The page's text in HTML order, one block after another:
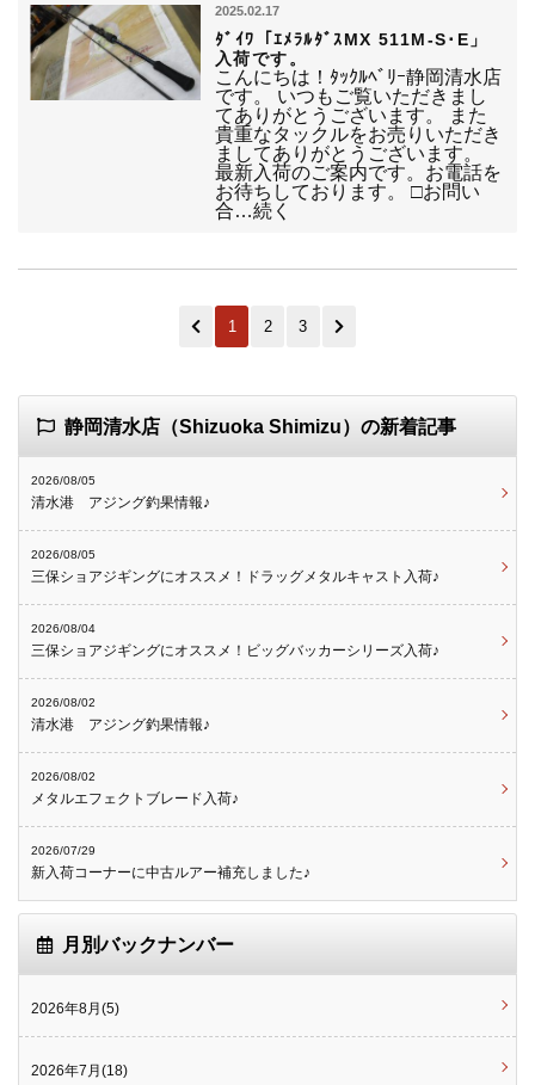
2025.02.17
ﾀﾞｲﾜ「ｴﾒﾗﾙﾀﾞｽMX 511M-S･E」
入荷です。
こんにちは！ﾀｯｸﾙﾍﾞﾘｰ静岡清水店
です。 いつもご覧いただきまし
てありがとうございます。 また
貴重なタックルをお売りいただき
ましてありがとうございます。
最新入荷のご案内です。お電話を
お待ちしております。 □お問い
合…続く
1 2 3
静岡清水店（Shizuoka Shimizu）の新着記事
2026/08/05
清水港 アジング釣果情報♪
2026/08/05
三保ショアジギングにオススメ！ドラッグメタルキャスト入荷♪
2026/08/04
三保ショアジギングにオススメ！ビッグバッカーシリーズ入荷♪
2026/08/02
清水港 アジング釣果情報♪
2026/08/02
メタルエフェクトブレード入荷♪
2026/07/29
新入荷コーナーに中古ルアー補充しました♪
月別バックナンバー
2026年8月(5)
2026年7月(18)